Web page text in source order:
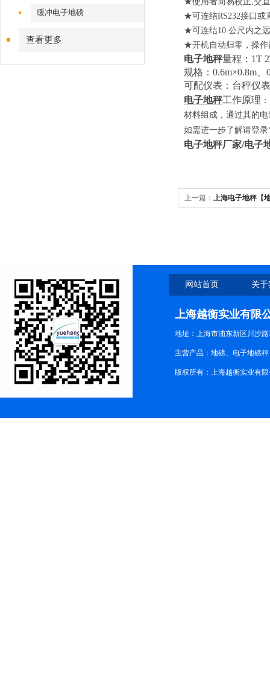
缓冲电子地磅
查看更多
★可连结RS232接口或
★可连结10 公尺内之
★开机自动归零，操作
电子地秤量程：1T
规格：0.6m×0.8m、
可配仪表：台秤仪
电子地秤工作原理 ：
材料组成，通过其的
如需进一步了解请登
电子地秤厂家/电子
上一篇： 上海电子地秤【
网站首页 关
上海越衡实业有限
地址：上海市浦东新区川沙路
主营产品：地磅、电子地磅
版权所有：上海越衡实业有